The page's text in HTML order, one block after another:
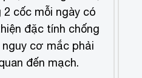
2 cốc mỗi ngày có
đặc tính chống
nguy cơ mắc phải
đến mạch.